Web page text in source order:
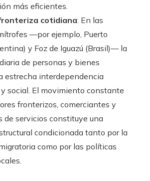
más eficientes.
cotidiana: En las
—por ejemplo, Puerto
y Foz de Iguazú (Brasil)— la
de personas y bienes
estrecha interdependencia
social. El movimiento constante
fronterizos, comerciantes y
de servicios constituye una
condicionada tanto por la
como por las políticas